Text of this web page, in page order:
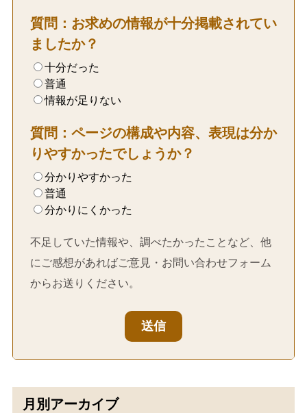
質問：お求めの情報が十分掲載されてい
ましたか？
十分だった
普通
情報が足りない
質問：ページの構成や内容、表現は分か
りやすかったでしょうか？
分かりやすかった
普通
分かりにくかった
不足していた情報や、調べたかったことなど、他
にご感想があればご意見・お問い合わせフォーム
からお送りください。
送信
月別アーカイブ